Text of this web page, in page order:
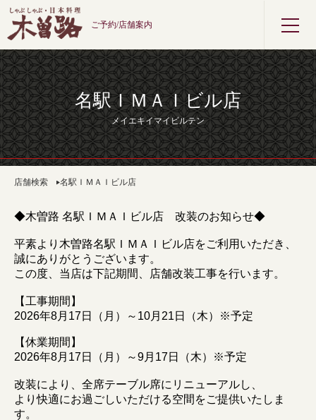
ご予約/店舗案内
名駅ＩＭＡＩビル店
メイエキイマイビルテン
店舗検索 名駅ＩＭＡＩビル店
◆木曽路 名駅ＩＭＡＩビル店 改装のお知らせ◆
平素より木曽路名駅ＩＭＡＩビル店をご利用いただき、
誠にありがとうございます。
この度、当店は下記期間、店舗改装工事を行います。
【工事期間】
2026年8月17日（月）～10月21日（木）※予定
【休業期間】
2026年8月17日（月）～9月17日（木）※予定
改装により、全席テーブル席にリニューアルし、
より快適にお過ごしいただける空間をご提供いたしま
す。